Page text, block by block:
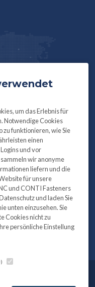
and
Subscribe
©
um das Erlebnis für
Notwendige Cookies
zu funktionieren, wie Sie
einen
und vor
wir anonyme
liefern und die
für unsere
und CONTI Fasteners
und laden Sie
unten einzusehen. Sie
Cookies nicht zu
persönliche Einstellung